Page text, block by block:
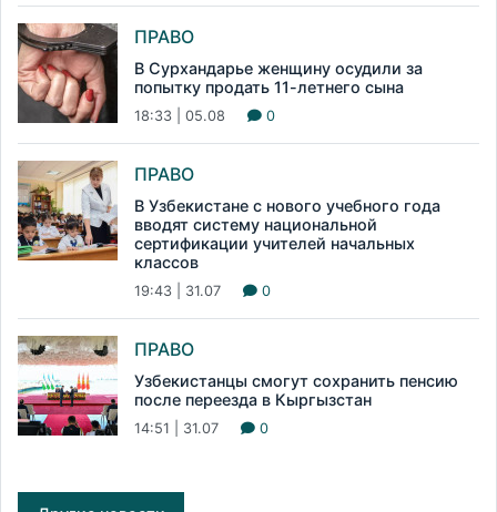
ПРАВО
В Сурхандарье женщину осудили за
попытку продать 11-летнего сына
18:33 | 05.08 0
ПРАВО
В Узбекистане с нового учебного года
вводят систему национальной
сертификации учителей начальных
классов
19:43 | 31.07 0
ПРАВО
Узбекистанцы смогут сохранить пенсию
после переезда в Кыргызстан
14:51 | 31.07 0